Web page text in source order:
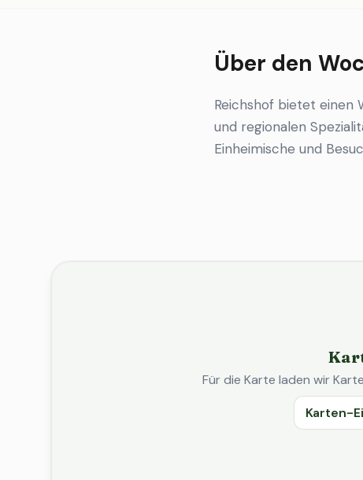
Über den
Reichshof bietet einen
und regionalen
Einheimische und
Für die Karte laden wir
Karten-